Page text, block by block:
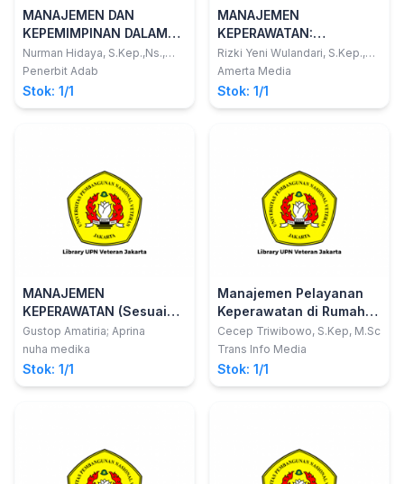
MANAJEMEN DAN
KEPEMIMPINAN DALAM
KEPERAWATAN
Nurman Hidaya, S.Kep.,Ns.,
M.Kep.; dkk
Penerbit Adab
Stok: 1/1
MANAJEMEN
KEPERAWATAN:
Mendorong Produktifitas
Kinerja Asuhan
Keperawatan Efektif
Rizki Yeni Wulandari, S.Kep.,
Ners., M.Kep.; dkk
Amerta Media
Stok: 1/1
MANAJEMEN
KEPERAWATAN (Sesuai
dengan RPS Pendidikan
Sarjana Terapan)
Gustop Amatiria; Aprina
nuha medika
Stok: 1/1
Manajemen Pelayanan
Keperawatan di Rumah
Sakit
Cecep Triwibowo, S.Kep, M.Sc
Trans Info Media
Stok: 1/1